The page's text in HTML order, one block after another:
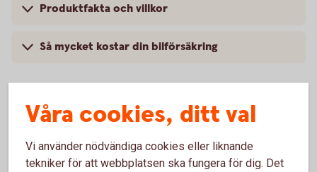
Produktfakta och villkor
Så mycket kostar din bilförsäkring
Vanliga frågor om att försäkra
Mitsubishi
Våra cookies, ditt val
Vi använder nödvändiga cookies eller liknande
tekniker för att webbplatsen ska fungera för dig. Det